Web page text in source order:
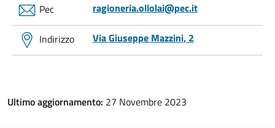
Pec ragioneria.ollolai@pec.it
Indirizzo Via Giuseppe Mazzini, 2
Ultimo aggiornamento: 27 Novembre 2023